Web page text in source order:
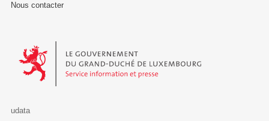
Nous contacter
Le Gouvernement du Grand-Duché de Luxembourg - Service
udata